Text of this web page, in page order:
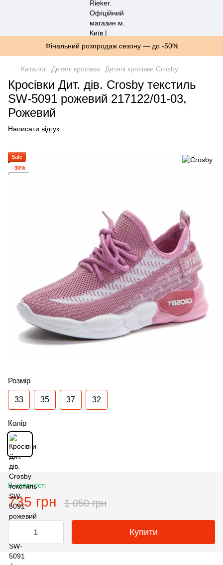
Фінальний розпродаж сезону — до -50%
Каталог Дитячі кросівки Дитячі кросівки Crosby
Кросівки Дит. дів. Crosby текстиль
SW-5091 рожевий 217122/01-03,
Рожевий
Написати відгук
Sale
−30%
Розмір
33 35 37 32
Колір
В наявності
735 грн 1 050 грн
Купити